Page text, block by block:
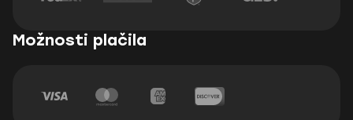
Možnosti plačila